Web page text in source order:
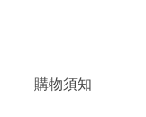
購物須知